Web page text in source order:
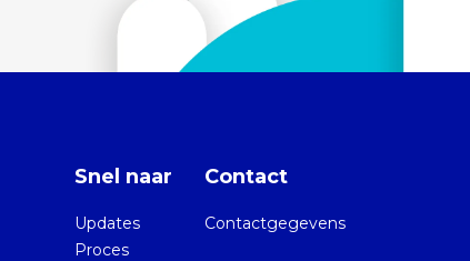
Snel naar
Updates
Proces
Contact
Contactgegevens